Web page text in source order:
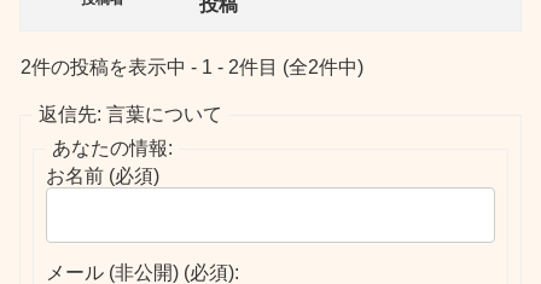
投稿
2件の投稿を表示中 - 1 - 2件目 (全2件中)
返信先: 言葉について
あなたの情報:
お名前 (必須)
メール (非公開) (必須):